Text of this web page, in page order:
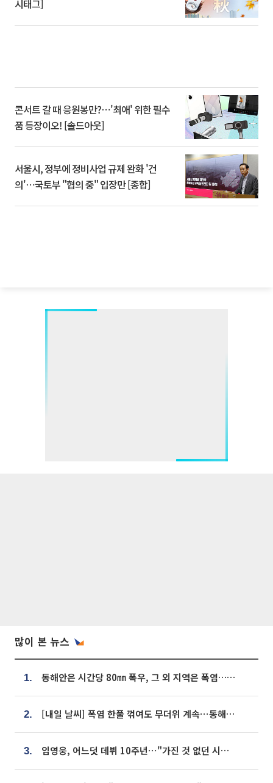
시태그]
콘서트 갈 때 응원봉만?⋯'최애' 위한 필수
품 등장이오! [솔드아웃]
서울시, 정부에 정비사업 규제 완화 '건
의'⋯국토부 "협의 중" 입장만 [종합]
많이 본 뉴스
1. 동해안은 시간당 80㎜ 폭우, 그 외 지역은 폭염…‘극과 극 날씨’
2. [내일 날씨] 폭염 한풀 꺾여도 무더위 계속⋯동해안 이틀 연속 비
3. 임영웅, 어느덧 데뷔 10주년⋯"가진 것 없던 시절, 내 앞엔 20명의 팬뿐"